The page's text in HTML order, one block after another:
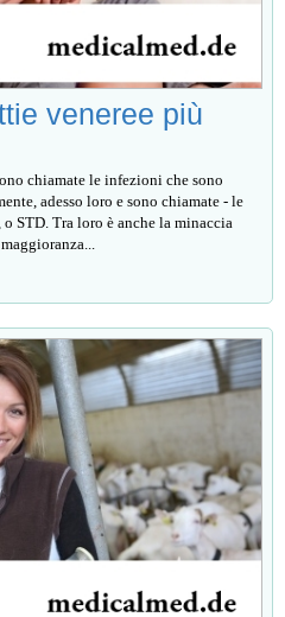
veneree più
chiamate le infezioni che sono
adesso loro e sono chiamate - le
STD. Tra loro è anche la minaccia